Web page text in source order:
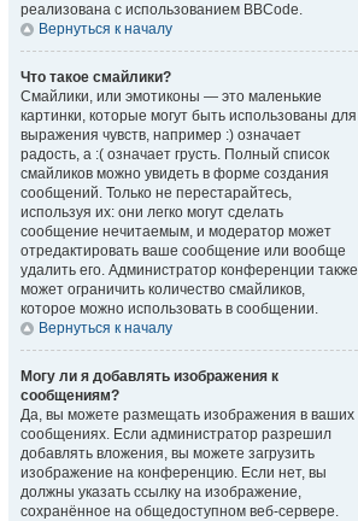
реализована с использованием BBCode.
Вернуться к началу
Что такое смайлики?
Смайлики, или эмотиконы — это маленькие
картинки, которые могут быть использованы для
выражения чувств, например :) означает
радость, а :( означает грусть. Полный список
смайликов можно увидеть в форме создания
сообщений. Только не перестарайтесь,
используя их: они легко могут сделать
сообщение нечитаемым, и модератор может
отредактировать ваше сообщение или вообще
удалить его. Администратор конференции также
может ограничить количество смайликов,
которое можно использовать в сообщении.
Вернуться к началу
Могу ли я добавлять изображения к
сообщениям?
Да, вы можете размещать изображения в ваших
сообщениях. Если администратор разрешил
добавлять вложения, вы можете загрузить
изображение на конференцию. Если нет, вы
должны указать ссылку на изображение,
сохранённое на общедоступном веб-сервере.